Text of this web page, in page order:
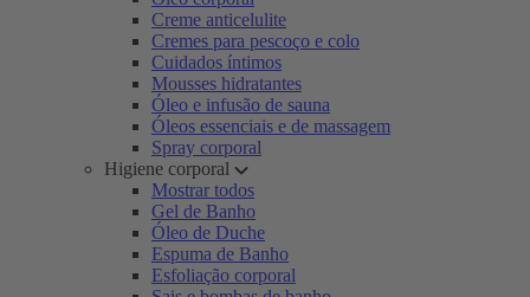
Creme anticelulite
Cremes para pescoço e colo
Cuidados íntimos
Mousses hidratantes
Óleo e infusão de sauna
Óleos essenciais e de massagem
Spray corporal
Higiene corporal
Mostrar todos
Gel de Banho
Óleo de Duche
Espuma de Banho
Esfoliação corporal